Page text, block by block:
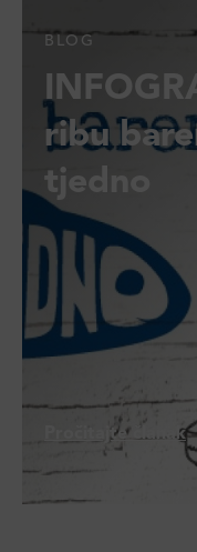
BLOG
ribu
tjedno
Pročitajte članak